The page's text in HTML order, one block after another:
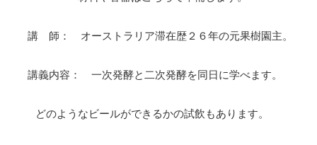
講 師： オーストラリア滞在歴２６年の元果樹園主。
講義内容： 一次発酵と二次発酵を同日に学べます。
どのようなビールができるかの試飲もあります。